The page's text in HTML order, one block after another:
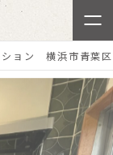
ション 横浜市青